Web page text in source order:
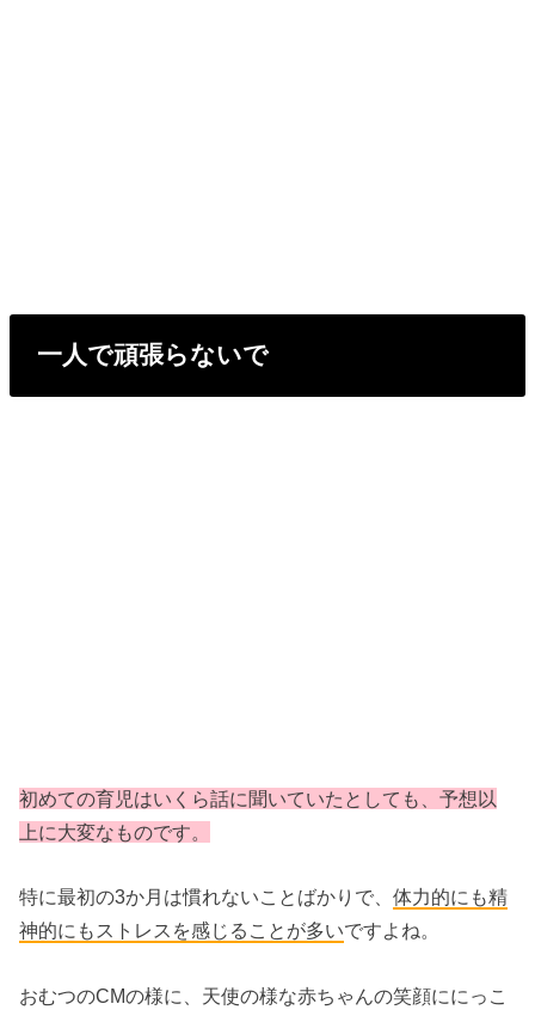
一人で頑張らないで
初めての育児はいくら話に聞いていたとしても、予想以
上に大変なものです。
特に最初の3か月は慣れないことばかりで、体力的にも精
神的にもストレスを感じることが多いですよね。
おむつのCMの様に、天使の様な赤ちゃんの笑顔ににっこ